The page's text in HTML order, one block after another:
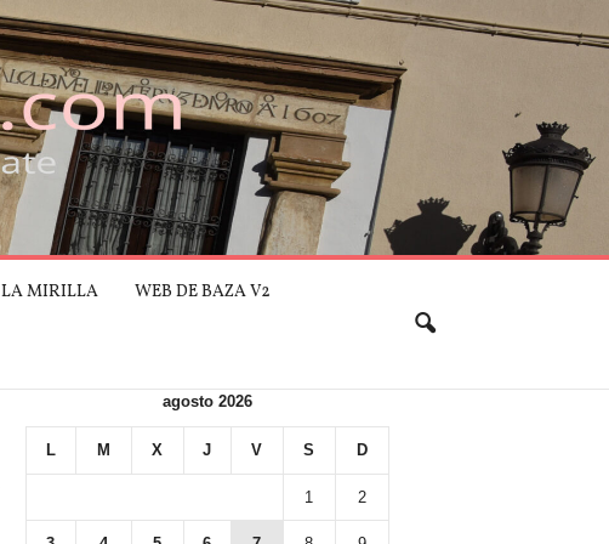
LA MIRILLA WEB DE BAZA V2
agosto 2026
L M X J V S D
1 2